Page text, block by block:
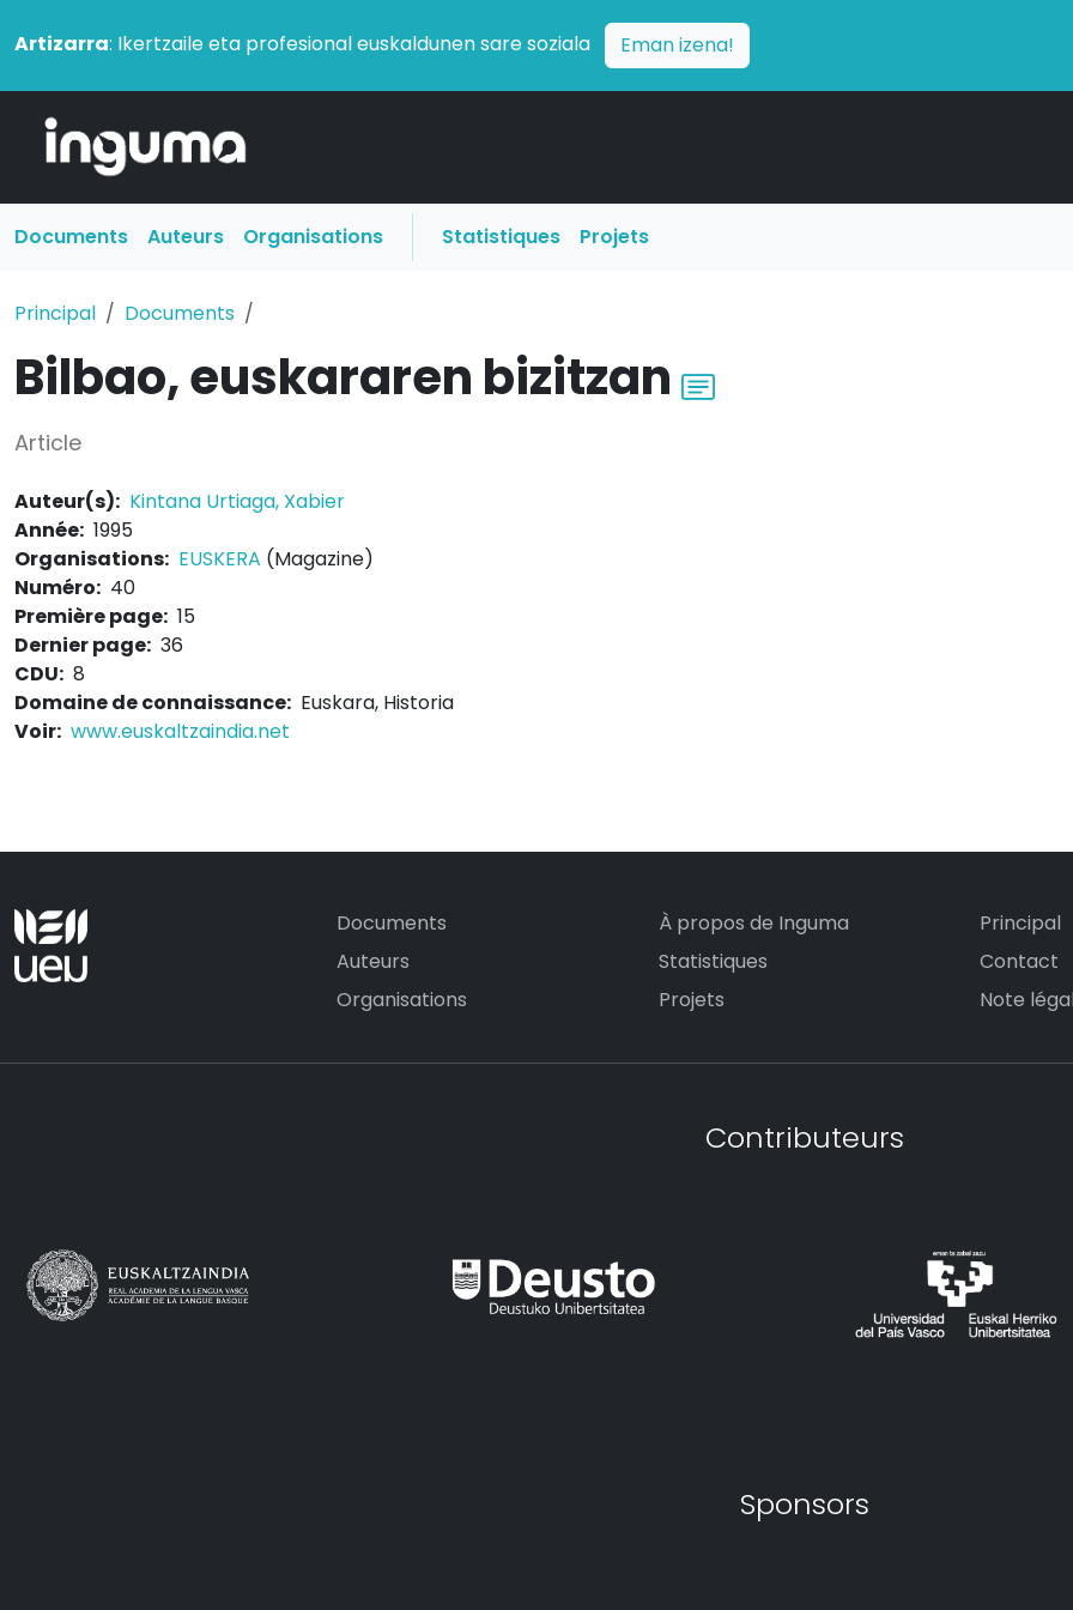
Artizarra: Ikertzaile eta profesional euskaldunen sare soziala Eman izena!
Documents Auteurs Organisations Statistiques Projets
Principal Documents
Bilbao, euskararen bizitzan
Article
Auteur(s): Kintana Urtiaga, Xabier
Année: 1995
Organisations: EUSKERA (Magazine)
Numéro: 40
Première page: 15
Dernier page: 36
CDU: 8
Domaine de connaissance: Euskara, Historia
Voir: www.euskaltzaindia.net
Documents
Auteurs
Organisations
À propos de Inguma
Statistiques
Projets
Principal
Contact
Note
Contributeurs
Sponsors